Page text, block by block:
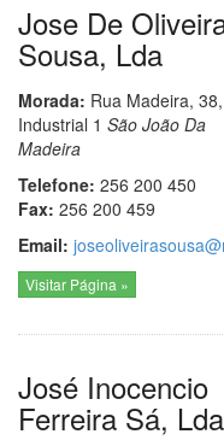
Jose De
Sousa, Lda
Morada: Rua Madeira,
Industrial 1 São João Da
Madeira
Telefone: 256 200 450
Fax: 256 200 459
Email:
Visitar Página »
José Inocencio
Ferreira Sá, Lda